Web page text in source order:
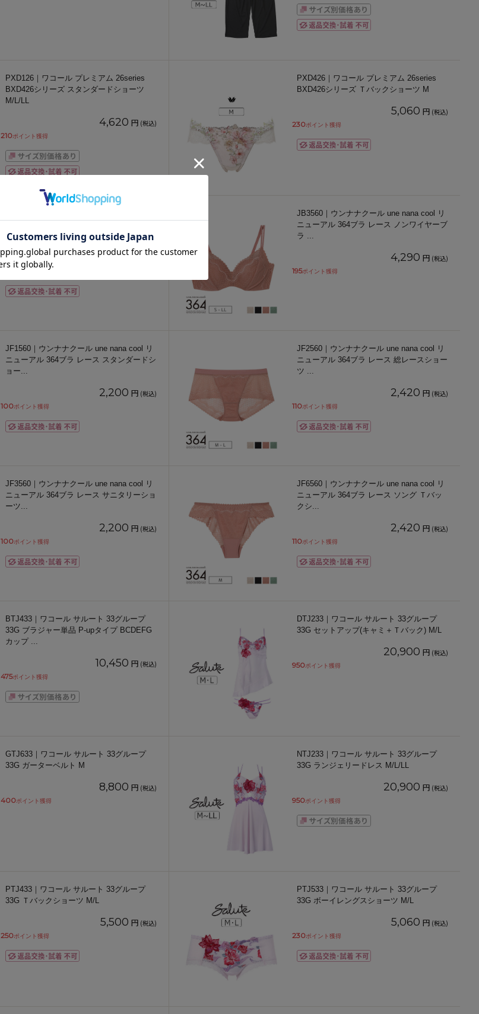
PXD126｜ワコール プレミアム 26series
BXD426シリーズ スタンダードショーツ
M/L/LL
4,620 円 (税込)
210ポイント獲得
PXD426｜ワコール プレミアム 26series
BXD426シリーズ Ｔバックショーツ M
5,060 円 (税込)
230ポイント獲得
M/L
4,620 円
ポイント獲得
JB3560｜ウンナナクール une nana cool リ
ニューアル 364ブラ レース ノンワイヤーブ
ラ ...
4,290 円 (税込)
195ポイント獲得
JF1560｜ウンナナクール une nana cool リ
ニューアル 364ブラ レース スタンダードシ
ョー...
2,200 円 (税込)
100ポイント獲得
JF2560｜ウンナナクール une nana cool リ
ニューアル 364ブラ レース 総レースショー
ツ ...
2,420 円 (税込)
110ポイント獲得
JF3560｜ウンナナクール une nana cool リ
ニューアル 364ブラ レース サニタリーショ
ーツ...
2,200 円 (税込)
100ポイント獲得
JF6560｜ウンナナクール une nana cool リ
ニューアル 364ブラ レース ソング Ｔバッ
クシ...
2,420 円 (税込)
110ポイント獲得
BTJ433｜ワコール サルート 33グループ
33G ブラジャー単品 P-upタイプ BCDEFG
カップ ...
10,450 円 (税込)
475ポイント獲得
DTJ233｜ワコール サルート 33グループ
33G セットアップ(キャミ＋Ｔバック) M/L
20,900 円 (税込)
950ポイント獲得
GTJ633｜ワコール サルート 33グループ
33G ガーターベルト M
8,800 円 (税込)
400ポイント獲得
NTJ233｜ワコール サルート 33グループ
33G ランジェリードレス M/L/LL
20,900 円 (税込)
950ポイント獲得
PTJ433｜ワコール サルート 33グループ
33G Ｔバックショーツ M/L
5,500 円 (税込)
250ポイント獲得
PTJ533｜ワコール サルート 33グループ
33G ボーイレングスショーツ M/L
5,060 円 (税込)
230ポイント獲得